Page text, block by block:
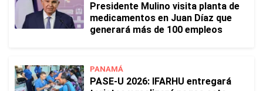
Presidente Mulino visita planta de
medicamentos en Juan Díaz que
generará más de 100 empleos
PANAMÁ
PASE-U 2026: IFARHU entregará